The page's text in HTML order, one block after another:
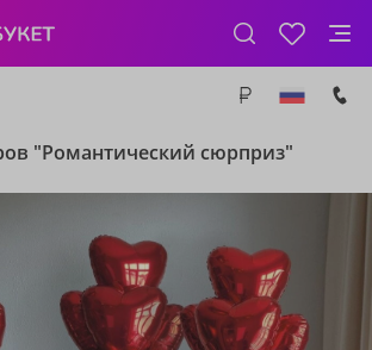
"Романтический сюрприз"